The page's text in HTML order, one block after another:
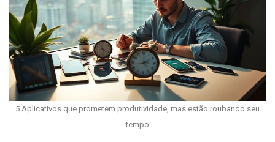
5 Aplicativos que prometem produtividade, mas estão roubando seu
tempo